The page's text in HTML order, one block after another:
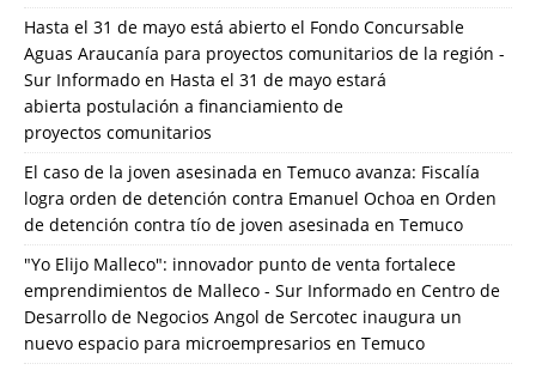
Hasta el 31 de mayo está abierto el Fondo Concursable
Aguas Araucanía para proyectos comunitarios de la región -
Sur Informado en Hasta el 31 de mayo estará
abierta postulación a financiamiento de
proyectos comunitarios
El caso de la joven asesinada en Temuco avanza: Fiscalía
logra orden de detención contra Emanuel Ochoa en Orden
de detención contra tío de joven asesinada en Temuco
"Yo Elijo Malleco": innovador punto de venta fortalece
emprendimientos de Malleco - Sur Informado en Centro de
Desarrollo de Negocios Angol de Sercotec inaugura un
nuevo espacio para microempresarios en Temuco